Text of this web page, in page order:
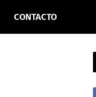
CONTACTO